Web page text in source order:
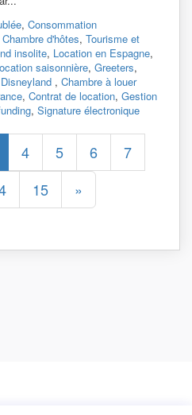
, Consommation
Chambre d'hôtes, Tourisme et
insolite, Location en Espagne,
saisonnière, Greeters,
Disneyland , Chambre à louer
, Contrat de location, Gestion
, Signature électronique
4 5 6
7
15 »